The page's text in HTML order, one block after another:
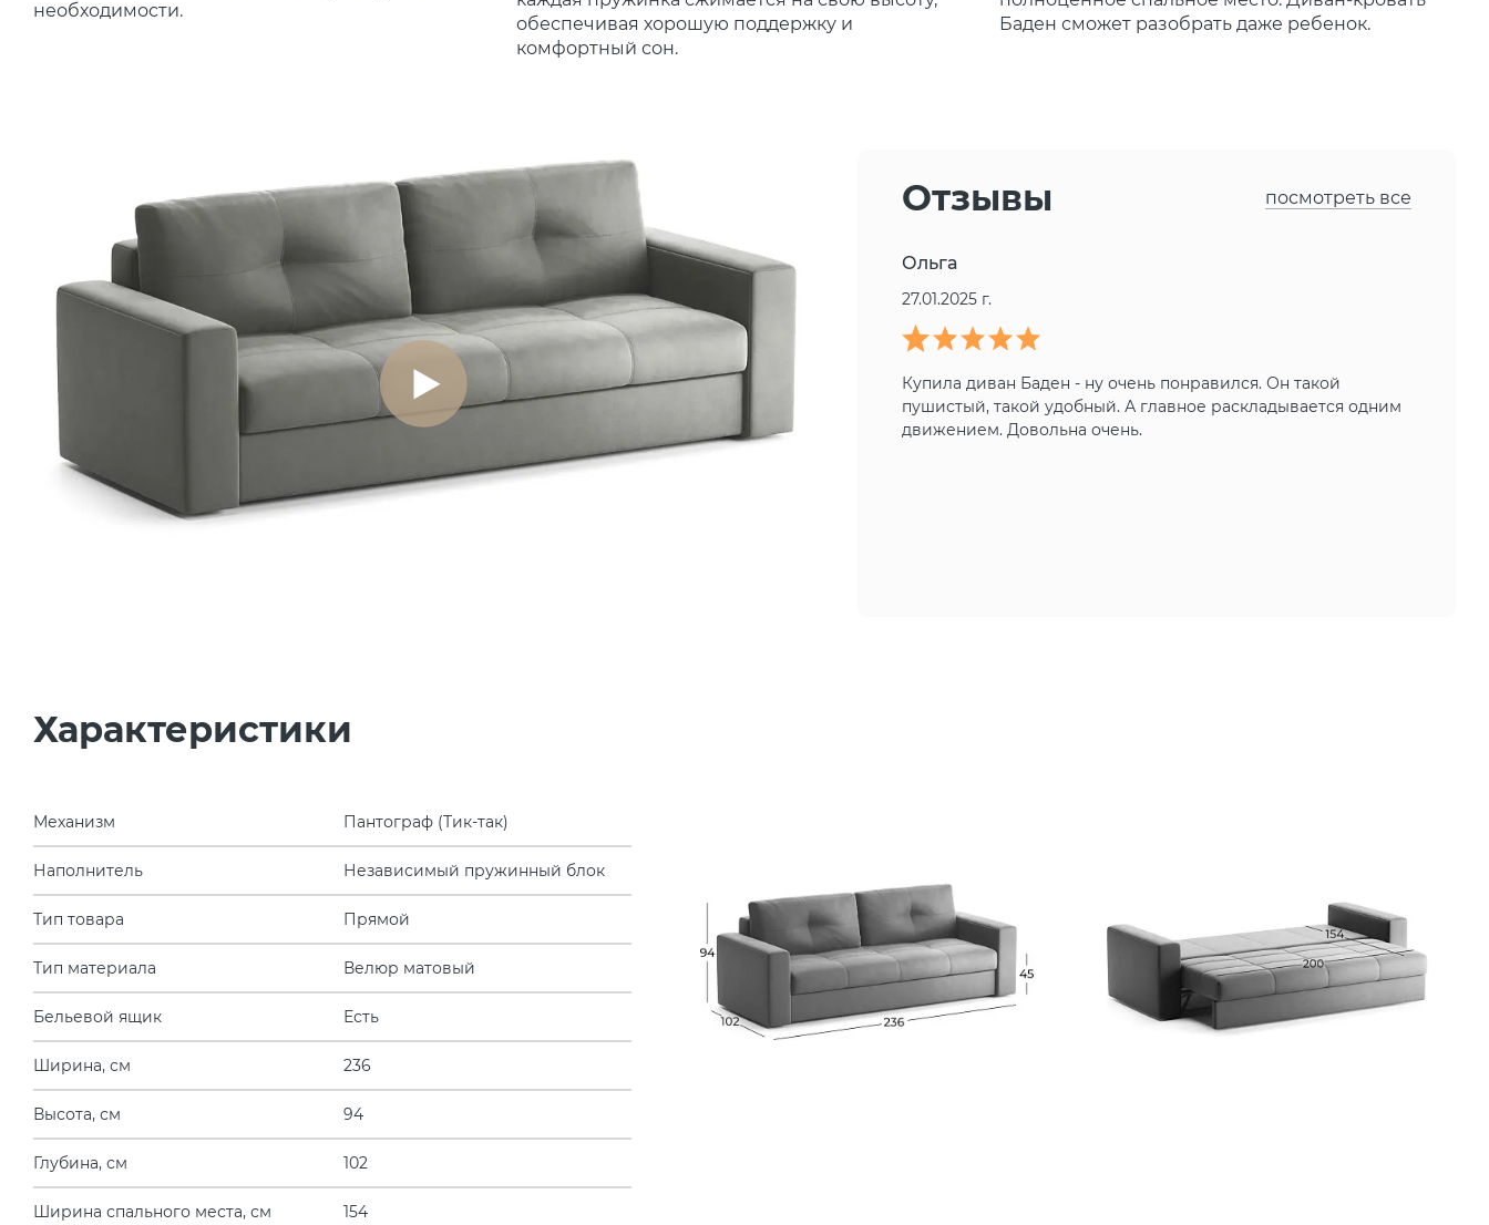
необходимости.
обеспечивая хорошую поддержку и
комфортный сон.
Баден сможет разобрать даже ребенок.
Отзывы посмотреть все
Ольга
27.01.2025 г.
Купила диван Баден - ну очень понравился. Он такой
пушистый, такой удобный. А главное раскладывается одним
движением. Довольна очень.
Характеристики
Механизм Пантограф (Тик-так)
Наполнитель Независимый пружинный блок
Тип товара Прямой
Тип материала Велюр матовый
Бельевой ящик Есть
Ширина, см 236
Высота, см 94
Глубина, см 102
Ширина спального места, см 154